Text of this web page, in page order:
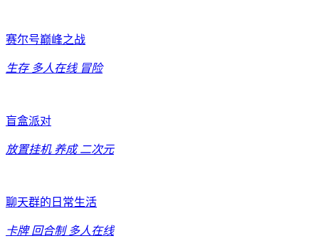
赛尔号巅峰之战
生存 多人在线 冒险
盲盒派对
放置挂机 养成 二次元
聊天群的日常生活
卡牌 回合制 多人在线